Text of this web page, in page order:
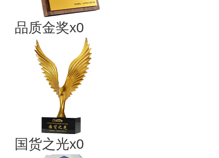
品质金奖x0
国货之光x0